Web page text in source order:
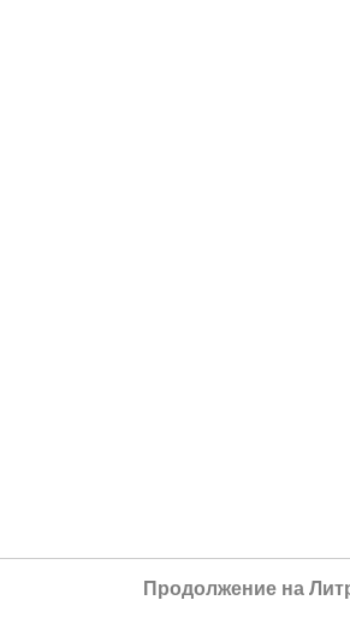
Продолжение на